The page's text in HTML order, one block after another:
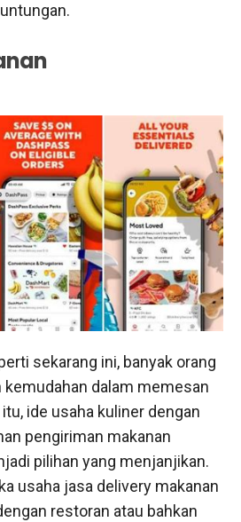
sekarang ini, banyak orang
dalam memesan
ide usaha kuliner dengan
pengiriman makanan
pilihan yang menjanjikan.
usaha jasa delivery makanan
restoran atau bahkan